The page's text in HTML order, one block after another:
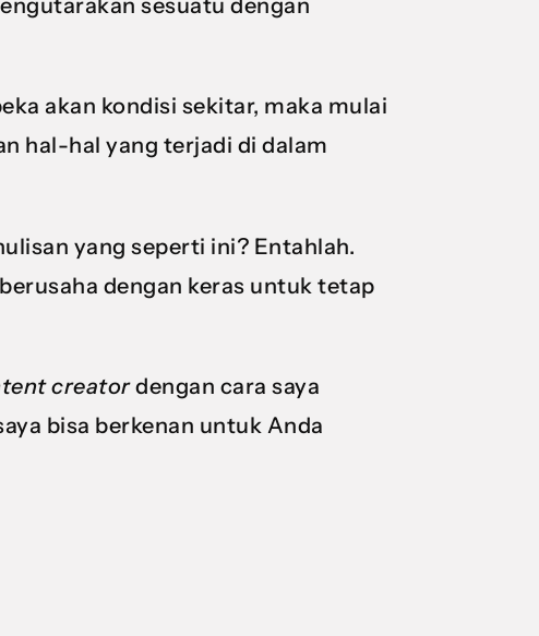
sesuatu dengan
akan kondisi sekitar, maka mulai
hal-hal yang terjadi di dalam
yang seperti ini? Entahlah.
dengan keras untuk tetap
creatordengan cara saya
bisa berkenan untuk Anda